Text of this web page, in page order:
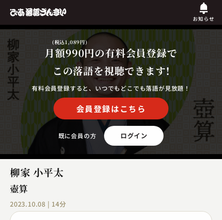
お知らせ
月額990円
(税込1,089円)
の有料会員登録で
この落語を視聴できます!
有料会員登録すると、いつでもどこでも落語が見放題！
会員登録はこちら
既に会員の方 ログイン
柳家 小平太
壺算
2023.10.08 | 14分